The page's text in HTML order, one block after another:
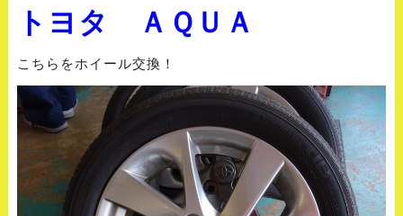
トヨタ ＡＱＵＡ
こちらをホイール交換！